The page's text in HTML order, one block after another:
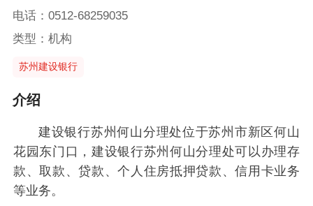
电话：0512-68259035
类型：机构
苏州建设银行
介绍
建设银行苏州何山分理处位于苏州市新区何山
花园东门口，建设银行苏州何山分理处可以办理存
款、取款、贷款、个人住房抵押贷款、信用卡业务
等业务。